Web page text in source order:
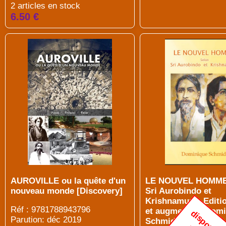
2 articles en stock
6.50 €
AUROVILLE ou la quête d'un
nouveau monde [Discovery]
Réf : 9781788943796
Parution: déc 2019
LE NOUVEL
Sri Aurobindo et
Krishnamurti.
et augmentée
Schmidt]